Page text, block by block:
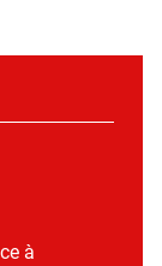
à